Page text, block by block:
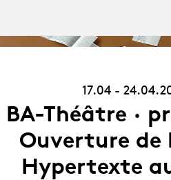
17.04 -
BA-Théâtre ·
Ouverture
Hypertexte